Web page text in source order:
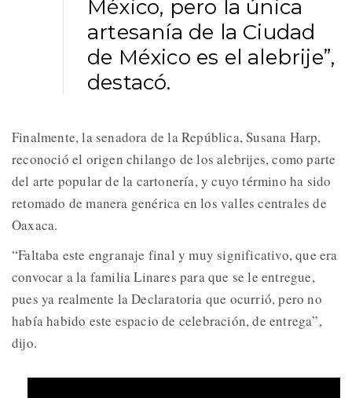
México, pero la única
artesanía de la Ciudad
de México es el alebrije”,
destacó.
Finalmente, la senadora de la República, Susana Harp,
reconoció el origen chilango de los alebrijes, como parte
del arte popular de la cartonería, y cuyo término ha sido
retomado de manera genérica en los valles centrales de
Oaxaca.
“Faltaba este engranaje final y muy significativo, que era
convocar a la familia Linares para que se le entregue,
pues ya realmente la Declaratoria que ocurrió, pero no
había habido este espacio de celebración, de entrega”,
dijo.